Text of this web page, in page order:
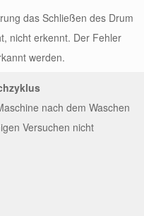
das Schließen des Drum
nicht erkennt. Der Fehler
werden.
nach dem Waschen
Versuchen nicht